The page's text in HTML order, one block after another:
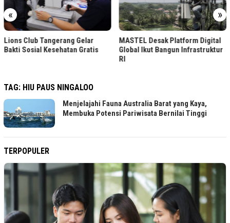
« »
Lions Club Tangerang Gelar
Bakti Sosial Kesehatan Gratis
MASTEL Desak Platform Digital
Global Ikut Bangun Infrastruktur
RI
TAG: HIU PAUS NINGALOO
Menjelajahi Fauna Australia Barat yang Kaya,
Membuka Potensi Pariwisata Bernilai Tinggi
TERPOPULER